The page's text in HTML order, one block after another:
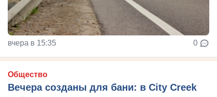
вчера в 15:35 0
Общество
Вечера созданы для бани: в City Creek